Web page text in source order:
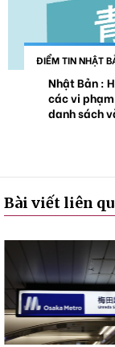
ĐIỂM TIN NHẬT
Nhật Bản :
các vi
danh sách
Bài viết liên